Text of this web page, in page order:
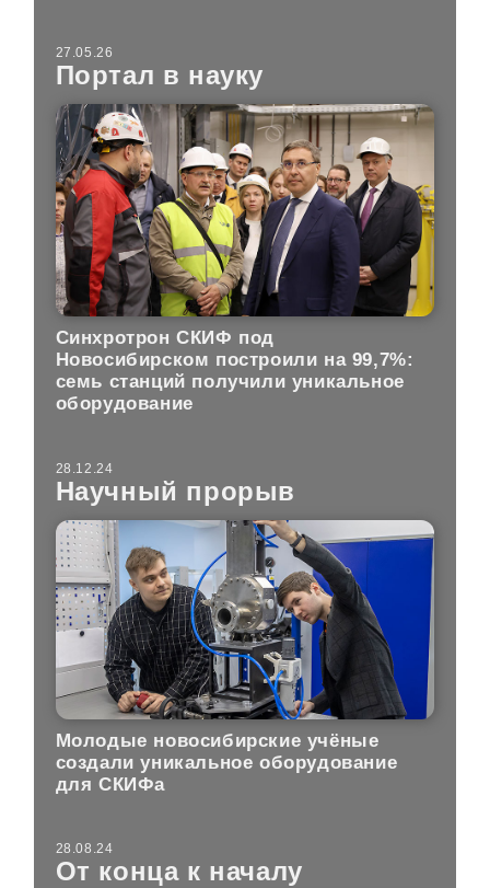
27.05.26
Портал в науку
Синхротрон СКИФ под
Новосибирском построили на 99,7%:
семь станций получили уникальное
оборудование
28.12.24
Научный прорыв
Молодые новосибирские учёные
создали уникальное оборудование
для СКИФа
28.08.24
От конца к началу